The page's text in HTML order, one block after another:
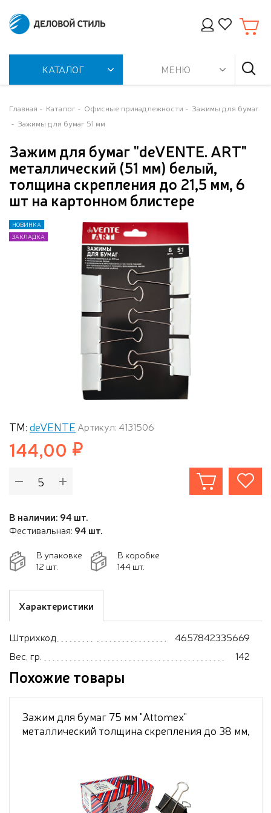
КАТАЛОГ МЕНЮ
Главная Каталог Офисные принадлежности
Зажимы для бумаг
Зажимы для бумаг 51 мм
Зажим для бумаг "deVENTE. ART"
металлический (51 мм) белый,
толщина скрепления до 21,5 мм, 6
шт на картонном блистере
НОВИНКА
ЗАКЛАДКА
НОВИНКА
ЗАКЛАДКА
ТМ: deVENTE Артикул: 4131506
144,00
В наличии: 94 шт.
Фестивальная: 94 шт.
В упаковке
12 шт.
В коробке
144 шт.
Характеристики
Штрихкод
4657842335669
Вес, гр.
142
Похожие товары
Зажим для бумаг 75 мм "Attomex"
металлический толщина скрепления до 38 мм,